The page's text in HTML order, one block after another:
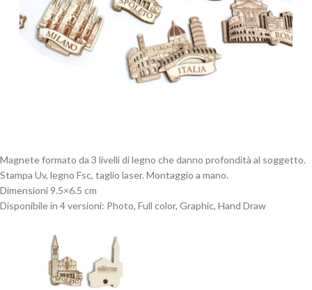
Magnete formato da 3 livelli di legno che danno profondità al soggetto.
Stampa Uv, legno Fsc, taglio laser. Montaggio a mano.
Dimensioni 9.5×6.5 cm
Disponibile in 4 versioni: Photo, Full color, Graphic, Hand Draw